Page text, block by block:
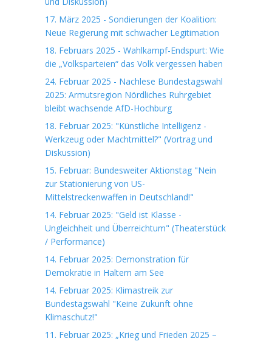
17. März 2025 - Sondierungen der Koalition:
Neue Regierung mit schwacher Legitimation
18. Februars 2025 - Wahlkampf-Endspurt: Wie
die „Volksparteien“ das Volk vergessen haben
24. Februar 2025 - Nachlese Bundestagswahl
2025: Armutsregion Nördliches Ruhrgebiet
bleibt wachsende AfD-Hochburg
18. Februar 2025: "Künstliche Intelligenz -
Werkzeug oder Machtmittel?" (Vortrag und
Diskussion)
15. Februar: Bundesweiter Aktionstag "Nein
zur Stationierung von US-
Mittelstreckenwaffen in Deutschland!"
14. Februar 2025: "Geld ist Klasse -
Ungleichheit und Überreichtum" (Theaterstück
/ Performance)
14. Februar 2025: Demonstration für
Demokratie in Haltern am See
14. Februar 2025: Klimastreik zur
Bundestagswahl "Keine Zukunft ohne
Klimaschutz!"
11. Februar 2025: „Krieg und Frieden 2025 –